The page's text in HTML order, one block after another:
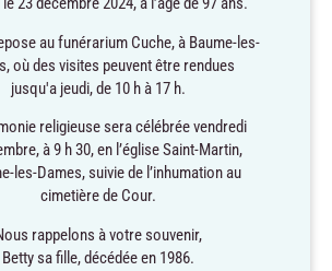
au funérarium Cuche, à Baume-les-
où des visites peuvent être rendues
jusqu'a jeudi, de 10 h à 17 h.
religieuse sera célébrée vendredi
à 9 h 30, en l’église Saint-Martin,
les-Dames, suivie de l’inhumation au
cimetière de Cour.
rappelons à votre souvenir,
Betty sa fille, décédée en 1986.